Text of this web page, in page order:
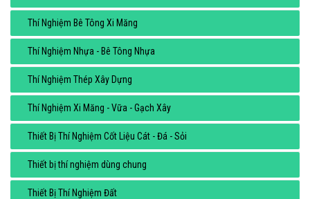
Thí Nghiệm Bê Tông Xi Măng
Thí Nghiệm Nhựa - Bê Tông Nhựa
Thí Nghiệm Thép Xây Dựng
Thí Nghiệm Xi Măng - Vữa - Gạch Xây
Thiết Bị Thí Nghiệm Cốt Liệu Cát - Đá - Sỏi
Thiết bị thí nghiệm dùng chung
Thiết Bị Thí Nghiệm Đất